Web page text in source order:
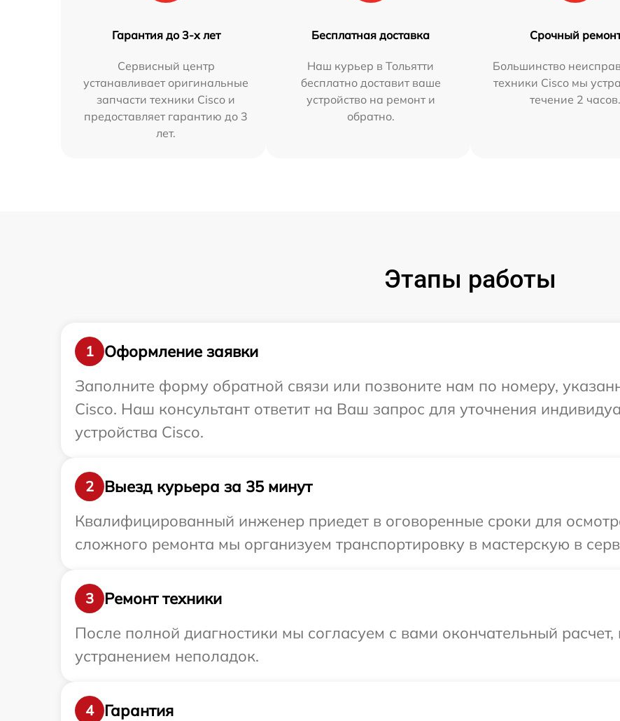
Гарантия до 3-х лет
Сервисный центр
устанавливает оригинальные
запчасти техники Cisco и
предоставляет гарантию до 3
лет.
Бесплатная доставка
Наш курьер в Тольятти
бесплатно доставит ваше
устройство на ремонт и
обратно.
Срочный
Большинство
техники Cisco мы
течение 2 часов.
Этапы работы
1
Оформление заявки
Заполните форму обратной связи или позвоните нам по номеру,
Cisco. Наш консультант ответит на Ваш запрос для уточнения
устройства Cisco.
2
Выезд курьера за 35 минут
Квалифицированный инженер приедет в оговоренные сроки для
сложного ремонта мы организуем транспортировку в мастерскую в
3
Ремонт техники
После полной диагностики мы согласуем с вами окончательный
устранением неполадок.
4
Гарантия